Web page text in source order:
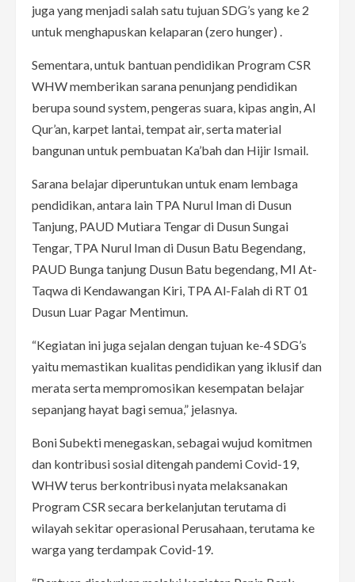
juga yang menjadi salah satu tujuan SDG’s yang ke 2
untuk menghapuskan kelaparan (zero hunger) .
Sementara, untuk bantuan pendidikan Program CSR
WHW memberikan sarana penunjang pendidikan
berupa sound system, pengeras suara, kipas angin, Al
Qur’an, karpet lantai, tempat air, serta material
bangunan untuk pembuatan Ka’bah dan Hijir Ismail.
Sarana belajar diperuntukan untuk enam lembaga
pendidikan, antara lain TPA Nurul Iman di Dusun
Tanjung, PAUD Mutiara Tengar di Dusun Sungai
Tengar, TPA Nurul Iman di Dusun Batu Begendang,
PAUD Bunga tanjung Dusun Batu begendang, MI At-
Taqwa di Kendawangan Kiri, TPA Al-Falah di RT 01
Dusun Luar Pagar Mentimun.
“Kegiatan ini juga sejalan dengan tujuan ke-4 SDG’s
yaitu memastikan kualitas pendidikan yang iklusif dan
merata serta mempromosikan kesempatan belajar
sepanjang hayat bagi semua,” jelasnya.
Boni Subekti menegaskan, sebagai wujud komitmen
dan kontribusi sosial ditengah pandemi Covid-19,
WHW terus berkontribusi nyata melaksanakan
Program CSR secara berkelanjutan terutama di
wilayah sekitar operasional Perusahaan, terutama ke
warga yang terdampak Covid-19.